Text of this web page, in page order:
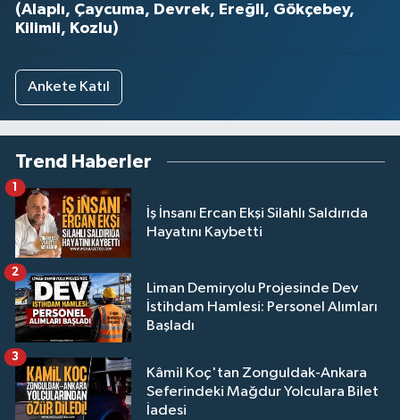
(Alaplı, Çaycuma, Devrek, Ereğli, Gökçebey,
Kilimli, Kozlu)
Ankete Katıl
Trend Haberler
İş İnsanı Ercan Ekşi Silahlı Saldırıda
Hayatını Kaybetti
1
Liman Demiryolu Projesinde Dev
İstihdam Hamlesi: Personel Alımları
Başladı
2
Kâmil Koç'tan Zonguldak-Ankara
Seferindeki Mağdur Yolculara Bilet
İadesi
3